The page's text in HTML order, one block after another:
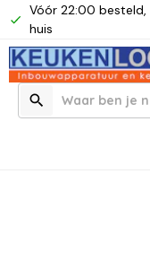
Vóór 22:00 besteld,
huis